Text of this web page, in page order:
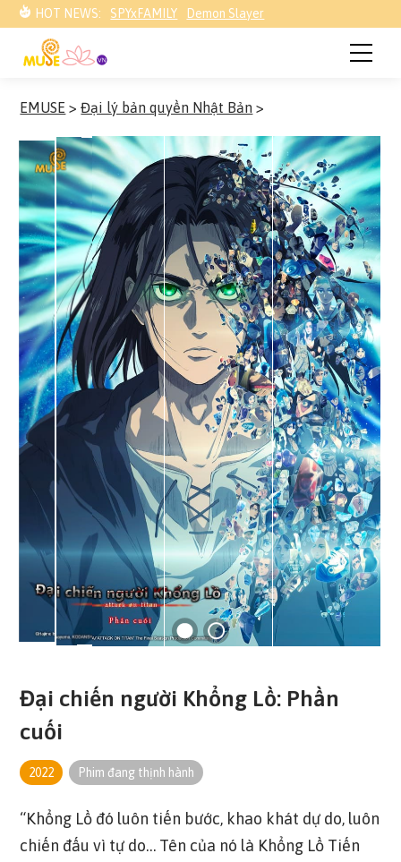
HOT NEWS: SPYxFAMILY Demon Slayer
EMUSE >Đại lý bản quyền Nhật Bản >
Đại chiến người Khổng Lồ: Phần
cuối
2022 Phim đang thịnh hành
“Khổng Lồ đó luôn tiến bước, khao khát dự do, luôn
chiến đấu vì tự do… Tên của nó là Khổng Lồ Tiến